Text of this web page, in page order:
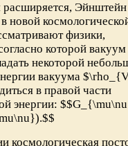
расширяется, Эйнштейн
новой
физики,
которой вакуум
некоторой
вакуума
в правой части
энергии:
космологическая